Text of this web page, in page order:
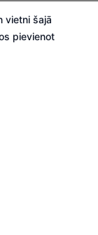
vietni šajā
pievienot